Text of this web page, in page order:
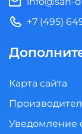
+7 (495)
Карта сайта
Уведомление